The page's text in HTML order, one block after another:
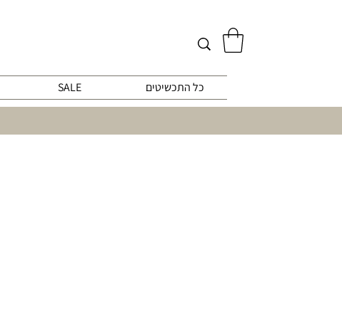
כל התכשיטים SALE